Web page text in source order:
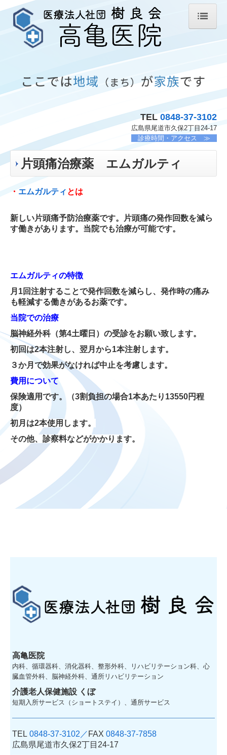
ホーム
医師の紹介
内科
整形外科
リハビリテーション科
下肢静脈瘤・むくみ外来
初診の方へ
リンク集
介護老人保健施設くぼ
老健くぼ掲示板
介護保険サービスセンターくぼ
お知らせ
くぼだより
スタッフ募集
新型コロナウイルス感染症抗体検査について
かかりつけ医
緩和ケア
加算に係る掲示について
TEL 0848-37-3102
広島県尾道市久保2丁目24-17
診療時間・アクセス ≫
片頭痛治療薬 エムガルティ
・ エムガルティ とは
新しい片頭痛予防治療薬です。片頭痛の発作回数を減ら
す働きがあります。当院でも治療が可能です。
エムガルティの特徴
月1回注射することで発作回数を減らし、発作時の痛み
も軽減する働きがあるお薬です。
当院での治療
脳神経外科（第4土曜日）の受診をお願い致します。
初回は2本注射し、翌月から1本注射します。
３か月で効果がなければ中止を考慮します。
費用について
保険適用です。（3割負担の場合1本あたり13550円程
度）
初月は2本使用します。
その他、診察料などがかかります。
高亀医院
内科、循環器科、消化器科、整形外科、リハビリテーション科、心
臓血管外科、脳神経外科、通所リハビリテーション
介護老人保健施設 くぼ
短期入所サービス（ショートステイ）、通所サービス
TEL0848-37-3102／ FAX0848-37-7858
広島県尾道市久保2丁目24-17